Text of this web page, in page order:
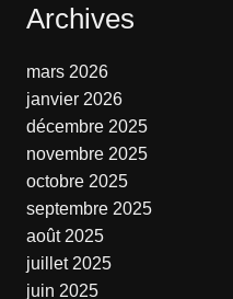
Archives
mars 2026
janvier 2026
décembre 2025
novembre 2025
octobre 2025
septembre 2025
août 2025
juillet 2025
juin 2025